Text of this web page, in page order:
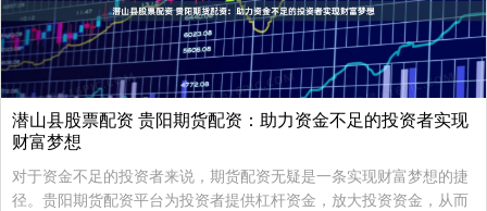
潜山县股票配资 贵阳期货配资：助力资金不足的投资者实现
财富梦想
对于资金不足的投资者来说，期货配资无疑是一条实现财富梦想的捷
径。贵阳期货配资平台为投资者提供杠杆资金，放大投资资金，从而